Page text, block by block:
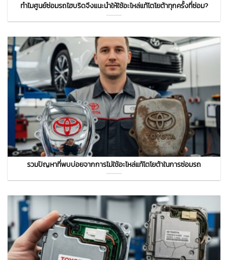
ทำไมศูนย์ซ่อมรถไฮบริดจึงแนะนำให้ใช้อะไหล่แท้โตโยต้าทุกครั้งที่ซ่อม?
รวมปัญหาที่พบบ่อยจากการไม่ใช้อะไหล่แท้โตโยต้าในการซ่อมรถ